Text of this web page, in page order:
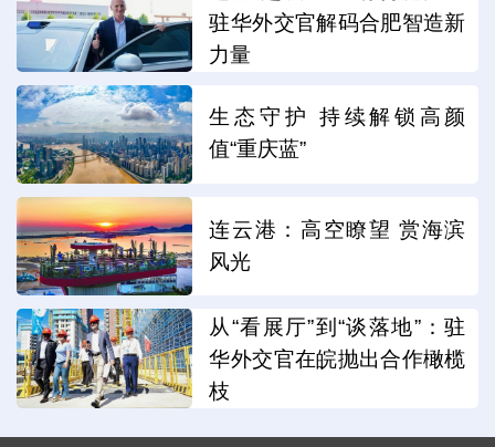
驻华外交官解码合肥智造新
力量
生态守护 持续解锁高颜
值“重庆蓝”
连云港：高空瞭望 赏海滨
风光
从“看展厅”到“谈落地”：驻
华外交官在皖抛出合作橄榄
枝